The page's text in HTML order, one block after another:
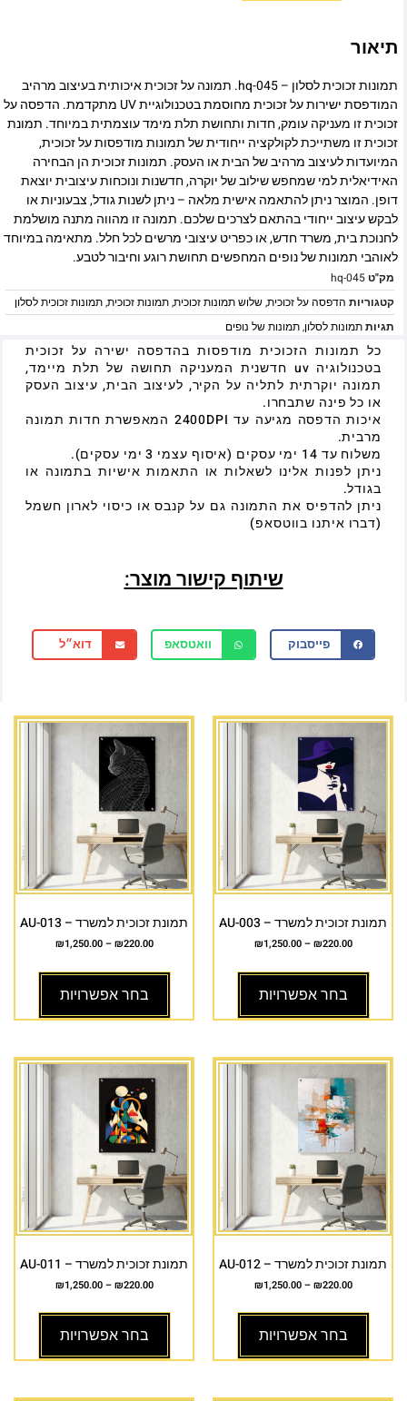
תיאור
תמונות זכוכית לסלון – hq-045. תמונה על זכוכית איכותית בעיצוב מרהיב
המודפסת ישירות על זכוכית מחוסמת בטכנולוגיית UV מתקדמת. הדפסה על
זכוכית זו מעניקה עומק, חדות ותחושת תלת מימד עוצמתית במיוחד. תמונת
זכוכית זו משתייכת לקולקציה ייחודית של תמונות מודפסות על זכוכית,
המיועדות לעיצוב מרהיב של הבית או העסק. תמונות זכוכית הן הבחירה
האידיאלית למי שמחפש שילוב של יוקרה, חדשנות ונוכחות עיצובית יוצאת
דופן. המוצר ניתן להתאמה אישית מלאה – ניתן לשנות גודל, צבעוניות או
לבקש עיצוב ייחודי בהתאם לצרכים שלכם. תמונה זו מהווה מתנה מושלמת
לחנוכת בית, משרד חדש, או כפריט עיצובי מרשים לכל חלל. מתאימה במיוחד
לאוהבי תמונות של נופים המחפשים תחושת רוגע וחיבור לטבע.
מק"טhq-045
קטגוריות הדפסה על זכוכית,שלוש תמונות זכוכית,תמונות זכוכית,תמונות זכוכית לסלון
תגיותתמונות לסלון,תמונות של נופים
כל תמונות הזכוכית מודפסות בהדפסה ישירה על זכוכית
בטכנולוגיה uv חדשנית המעניקה תחושה של תלת מיימד,
תמונה יוקרתית לתליה על הקיר, לעיצוב הבית, עיצוב העסק
או כל פינה שתבחרו.
איכות הדפסה מגיעה עד 2400DPI המאפשרת חדות תמונה
מרבית.
משלוח עד 14 ימי עסקים (איסוף עצמי 3 ימי עסקים).
ניתן לפנות אלינו לשאלות או התאמות אישיות בתמונה או
בגודל.
ניתן להדפיס את התמונה גם על קנבס או כיסוי לארון חשמל
(דברו איתנו בווטסאפ)
שיתוף קישור מוצר:
פייסבוק וואטסאפ דוא״ל
תמונת זכוכית למשרד – AU-003
₪220.00
–
₪1,250.00
בחר אפשרויות
תמונת זכוכית למשרד – AU-013
₪220.00
–
₪1,250.00
בחר אפשרויות
תמונת זכוכית למשרד – AU-012
₪220.00
–
₪1,250.00
בחר אפשרויות
תמונת זכוכית למשרד – AU-011
₪220.00
–
₪1,250.00
בחר אפשרויות